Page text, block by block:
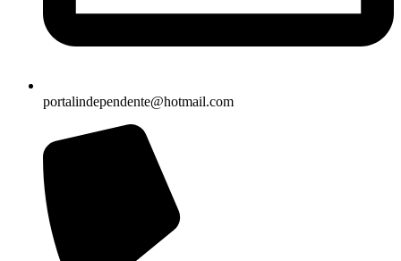
portalindependente@hotmail.com